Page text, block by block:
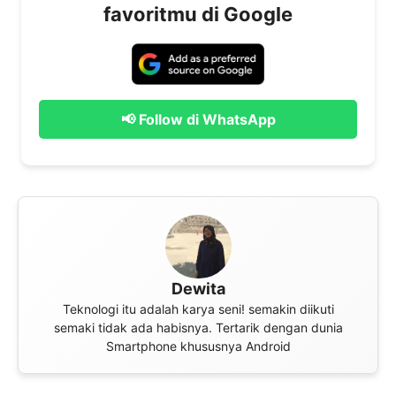
favoritmu di Google
📢 Follow di WhatsApp
Dewita
Teknologi itu adalah karya seni! semakin diikuti
semaki tidak ada habisnya. Tertarik dengan dunia
Smartphone khususnya Android